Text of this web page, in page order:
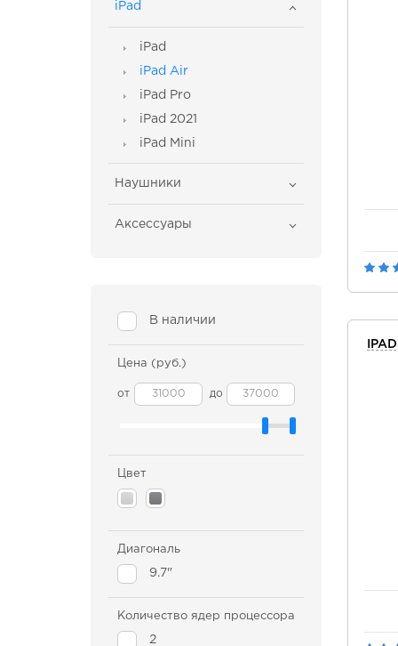
iPad
iPad
iPad Air
iPad Pro
iPad 2021
iPad Mini
Наушники
Аксессуары
В наличии
Цена (руб.)
от до
Цвет
Диагональ
9.7"
Количество ядер процессора
2